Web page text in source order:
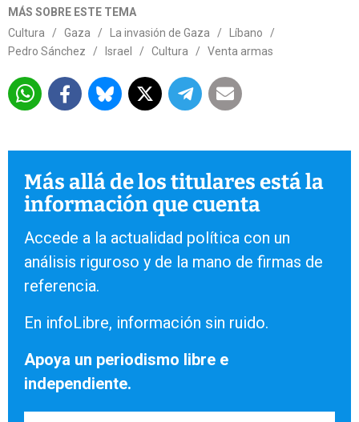
MÁS SOBRE ESTE TEMA
Cultura
/ Gaza / La invasión de Gaza / Líbano
/
Pedro Sánchez
/ Israel / Cultura / Venta armas
Más allá de los titulares está la
información que cuenta
Accede a la actualidad política con un
análisis riguroso y de la mano de firmas de
referencia.
En infoLibre, información sin ruido.
Apoya un periodismo libre e
independiente.